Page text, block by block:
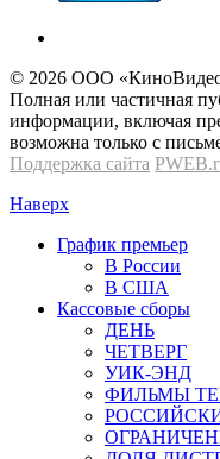
© 2026 OOО
Полная или частичная
информации, включая
возможна только с
Поддержка сайта
Наверх
График премьер
В России
В США
Кассовые сборы
ДЕНЬ
ЧЕТВЕРГ
УИК-ЭНД
ФИЛЬМЫ